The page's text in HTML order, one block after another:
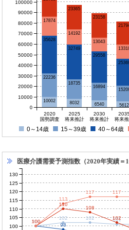
10002 8032 6540 5612
22236
18735
16894
35628
32749
29558
17874
14192
13043
23365
23158
2020
国勢調査
2025
将来推計
2030
将来推計
将来
0
10000
20000
30000
40000
50000
60000
70000
80000
90000
100000
0～14歳 15～39歳 40～64歳
医療介護需要予測指数（2020年実績＝
100
98
100
102 102 101
100
110
108
102
100
113
117 117
100
105
110
115
120
125
130